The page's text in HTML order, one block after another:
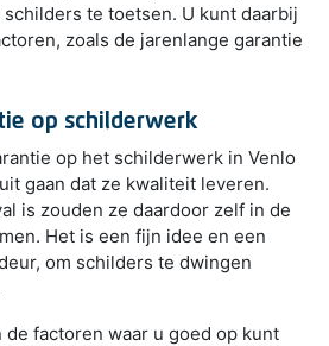
te toetsen. U kunt daarbij
zoals de jarenlange garantie
op schilderwerk
op het schilderwerk in Venlo
gaan dat ze kwaliteit leveren.
is zouden ze daardoor zelf in de
Het is een fijn idee en een
om schilders te dwingen
de factoren waar u goed op kunt